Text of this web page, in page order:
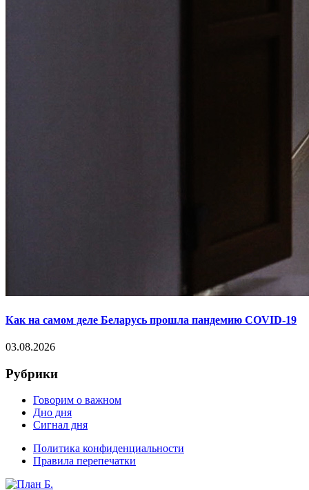
Как на самом деле Беларусь прошла пандемию COVID-19
03.08.2026
Рубрики
Говорим о важном
Дно дня
Сигнал дня
Политика конфиденциальности
Правила перепечатки